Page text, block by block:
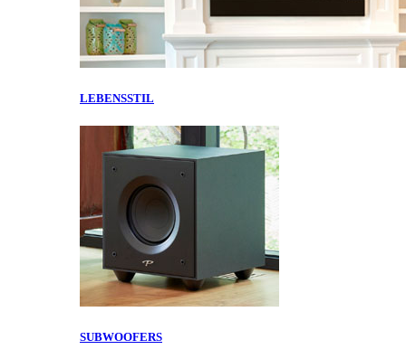
LEBENSSTIL
SUBWOOFERS